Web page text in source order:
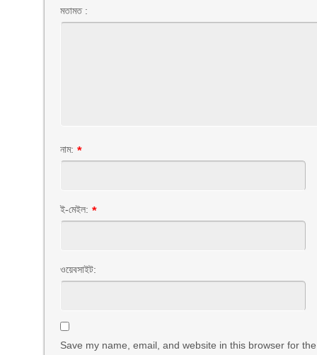
মতামত :
নাম: *
ই-মেইল: *
ওয়েবসাইট:
Save my name, email, and website in this browser for